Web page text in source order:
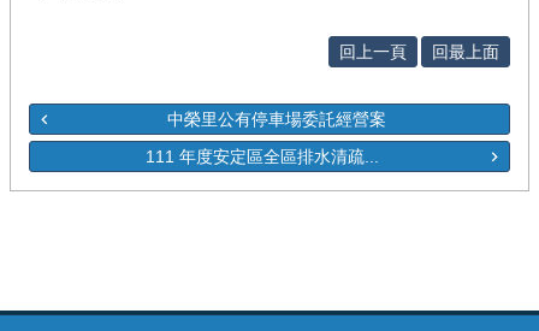
回上一頁 回最上面
中榮里公有停車場委託經營案
111 年度安定區全區排水清疏...